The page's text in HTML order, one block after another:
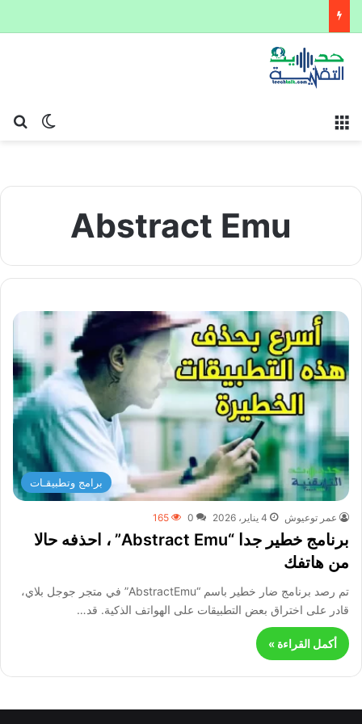
الوضع
Abstract Emu
برامج وتطبيقـات
عمر توعيوش 4 يناير، 2026 0
165
برنامج خطير جدا “Abstract Emu” ، احذفه حالا
من هاتفك
تم رصد برنامج ضار خطير باسم “AbstractEmu” في متجر جوجل بلاي،
قادر على اختراق بعض التطبيقات على الهواتف الذكية. قد…
أكمل القراءة »